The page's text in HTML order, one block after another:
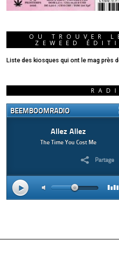
OU TROUVER
ZEWEED
Liste des kiosques qui ont le mag près